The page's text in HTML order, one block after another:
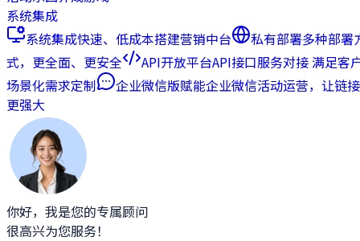
系统集成
系统集成快速、低成本搭建营销中台 私有部署多种部署
式，更全面、更安全
API开放平台API接口服务对接 满足客
场景化需求定制
企业微信版赋能企业微信活动运营，让链接
更强大
你好，我是您的专属顾问
很高兴为您服务！